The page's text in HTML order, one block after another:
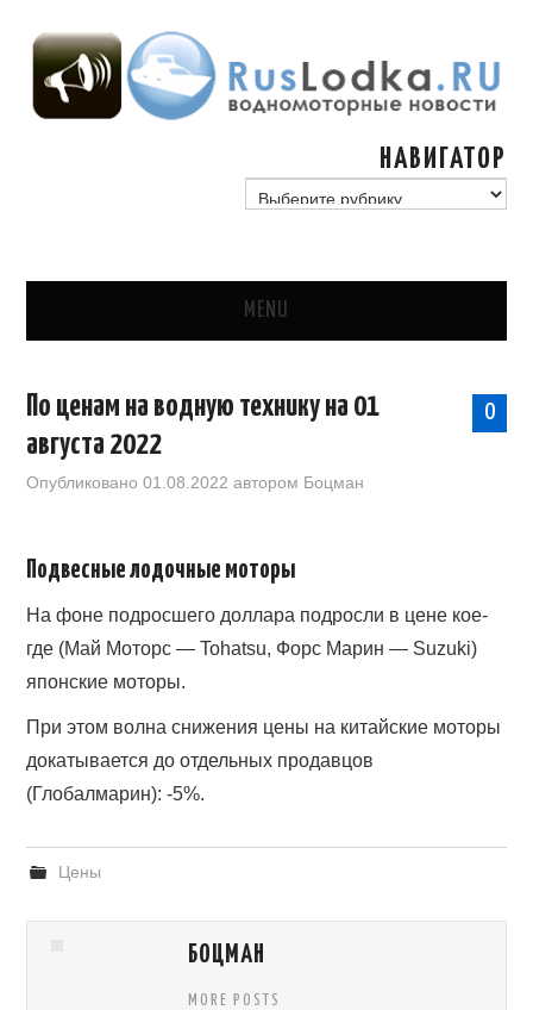
НАВИГАТОР
навигатор
MENU
ГИМС, ГОСУДАРСТВО
КОНТАКТЫ
СПРАВОЧНИК
0
По ценам на водную технику на 01
августа 2022
Опубликовано01.08.2022 автором Боцман
Подвесные лодочные моторы
На фоне подросшего доллара подросли в цене кое-
где (Май Моторс — Tohatsu, Форс Марин — Suzuki)
японские моторы.
При этом волна снижения цены на китайские моторы
докатывается до отдельных продавцов
(Глобалмарин): -5%.
Цены
БОЦМАН
MORE POSTS